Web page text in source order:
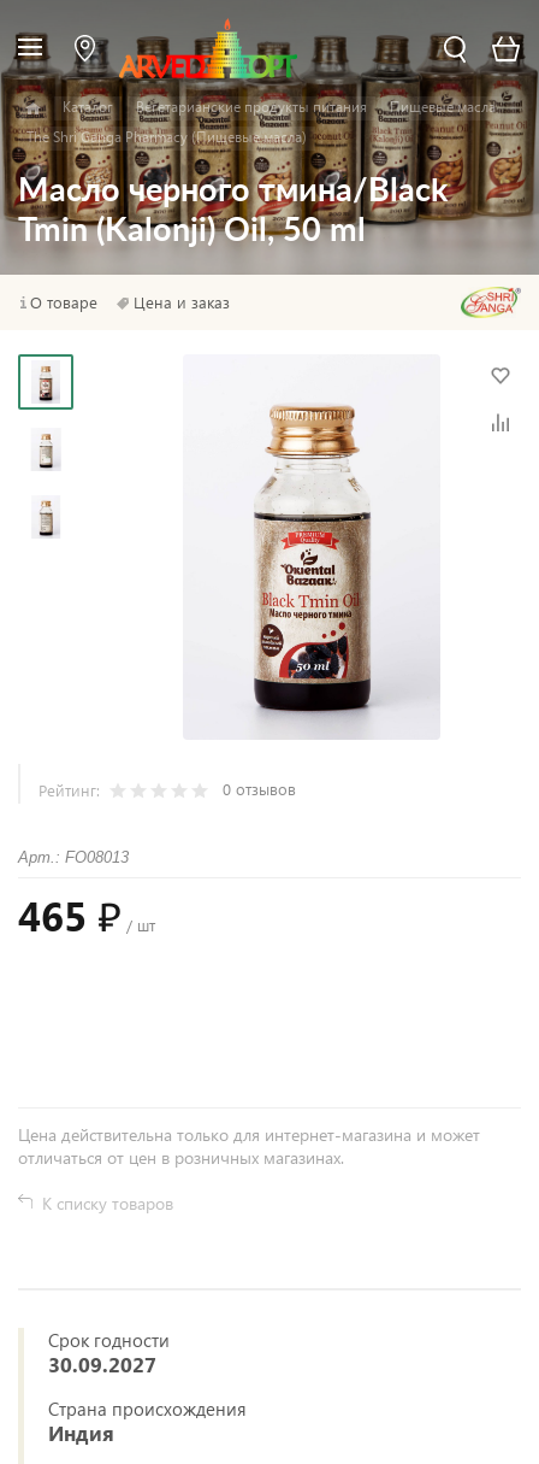
Каталог Вегетарианские продукты питания
Пищевые масла
The Shri Ganga Pharmacy (Пищевые масла)
Масло черного тмина/Black
Tmin (Kalonji) Oil, 50 ml
О товаре Цена и заказ
Рейтинг: 0 отзывов
Арт.: FO08013
465 ₽ / шт
Цена действительна только для интернет-магазина и может
отличаться от цен в розничных магазинах.
К списку товаров
Срок годности
30.09.2027
Страна происхождения
Индия